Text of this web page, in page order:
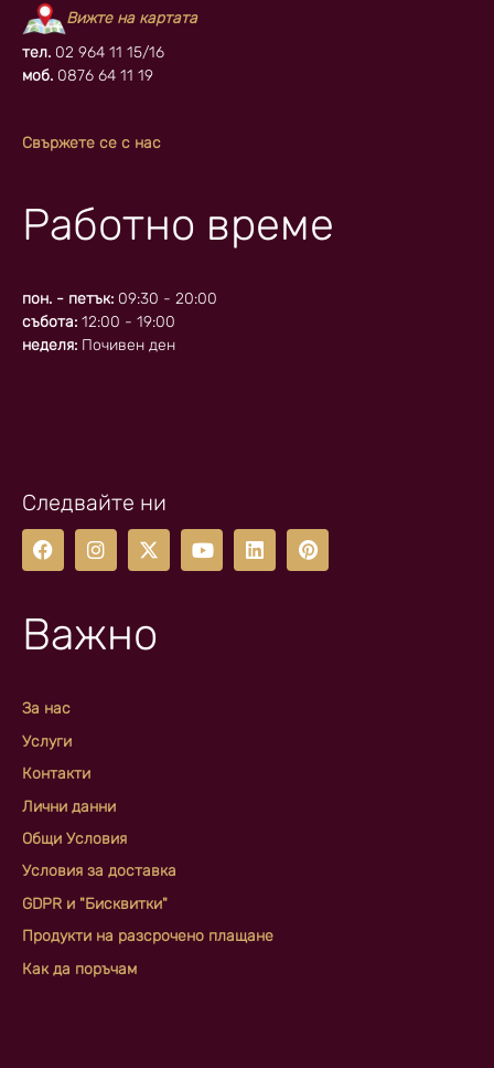
Вижте на картата
тел. 02 964 11 15/16
моб. 0876 64 11 19
Свържете се с нас
Работно време
пон. - петък: 09:30 - 20:00
събота: 12:00 - 19:00
неделя: Почивен ден
Следвайте ни
Важно
За нас
Услуги
Контакти
Лични данни
Общи Условия
Условия за доставка
GDPR и "Бисквитки"
Продукти на разсрочено плащане
Как да поръчам